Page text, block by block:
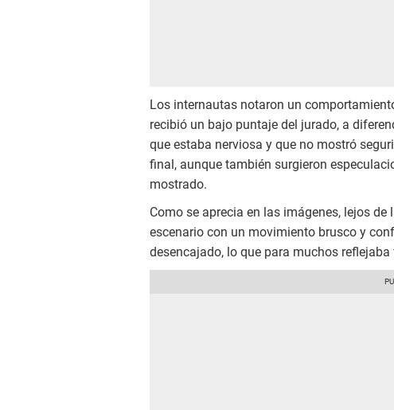
Los internautas notaron un
recibió un bajo puntaje del jurado, a
que estaba nerviosa y que no mostró
final, aunque también surgieron
mostrado.
Como se aprecia en las imágenes, lejos
escenario con un movimiento brusco y
desencajado, lo que para muchos